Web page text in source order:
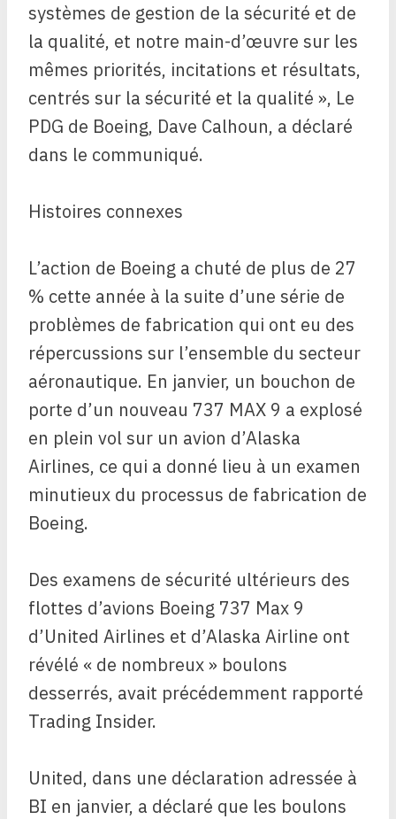
systèmes de gestion de la sécurité et de
la qualité, et notre main-d’œuvre sur les
mêmes priorités, incitations et résultats,
centrés sur la sécurité et la qualité », Le
PDG de Boeing, Dave Calhoun, a déclaré
dans le communiqué.
Histoires connexes
L’action de Boeing a chuté de plus de 27
% cette année à la suite d’une série de
problèmes de fabrication qui ont eu des
répercussions sur l’ensemble du secteur
aéronautique. En janvier, un bouchon de
porte d’un nouveau 737 MAX 9 a explosé
en plein vol sur un avion d’Alaska
Airlines, ce qui a donné lieu à un examen
minutieux du processus de fabrication de
Boeing.
Des examens de sécurité ultérieurs des
flottes d’avions Boeing 737 Max 9
d’United Airlines et d’Alaska Airline ont
révélé « de nombreux » boulons
desserrés, avait précédemment rapporté
Trading Insider.
United, dans une déclaration adressée à
BI en janvier, a déclaré que les boulons